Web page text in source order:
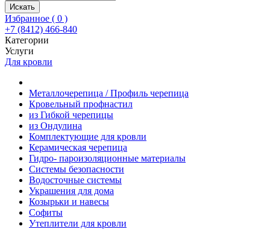
Искать
Избранное ( 0 )
+7 (8412) 466-840
Категории
Услуги
Для кровли
Металлочерепица / Профиль черепица
Кровельный профнастил
из Гибкой черепицы
из Ондулина
Комплектующие для кровли
Керамическая черепица
Гидро- пароизоляционные материалы
Системы безопасности
Водосточные системы
Украшения для дома
Козырьки и навесы
Софиты
Утеплители для кровли